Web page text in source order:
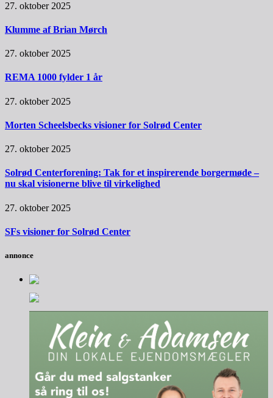
27. oktober 2025
Klumme af Brian Mørch
27. oktober 2025
REMA 1000 fylder 1 år
27. oktober 2025
Morten Scheelsbecks visioner for Solrød Center
27. oktober 2025
Solrød Centerforening: Tak for et inspirerende borgermøde –
nu skal visionerne blive til virkelighed
27. oktober 2025
SFs visioner for Solrød Center
annonce